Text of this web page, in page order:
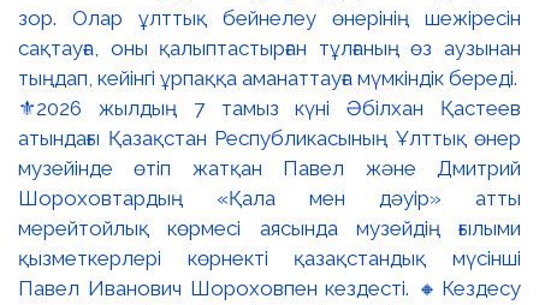
⚜️2026 жылдың 7 тамыз күні Әбілхан Қастеев
атындағы Қазақстан Республикасының Ұлттық өнер
музейінде өтіп жатқан Павел және Дмитрий
Шороховтардың «Қала мен дәуір» атты
мерейтойлық көрмесі аясында музейдің ғылыми
қызметкерлері көрнекті қазақстандық мүсінші
Павел Иванович Шороховпен кездесті. 🔸Кездесу